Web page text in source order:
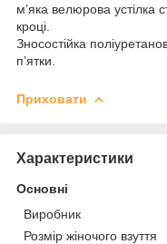
м’яка велюрова устілка
кроці.
Зносостійка
п’ятки.
Приховати
Характеристики
Основні
Виробник
Розмір жіночого взуття